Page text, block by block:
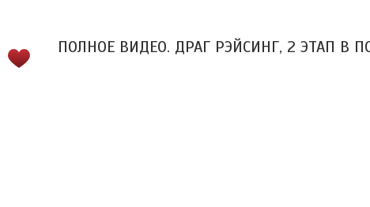
ПОЛНОЕ ВИДЕО. ДРАГ РЭЙСИНГ, 2 ЭТАП В